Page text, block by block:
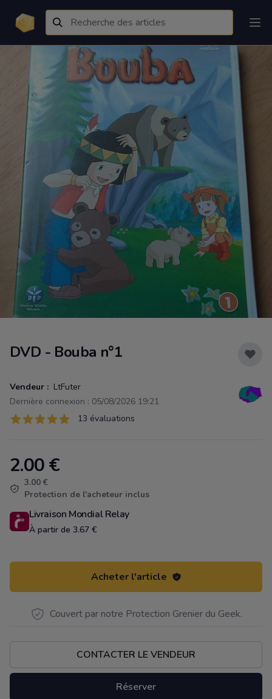
DVD - Bouba n°1
Vendeur : LtFuter
Dernière connexion : 05/08/2026 19:21
Évaluations
13 sur 5 étoiles 13 évaluations
Product information
2.00€
3.00 €
Protection de l'acheteur inclus
Livraison Mondial Relay
À partir de 3.67 €
Acheter l'article
Couvert par notre Protection Grenier du Geek.
CONTACTER LE VENDEUR
Réserver